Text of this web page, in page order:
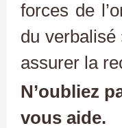
forces de
du verbalisé
assurer la
N’oubliez
vous aide.